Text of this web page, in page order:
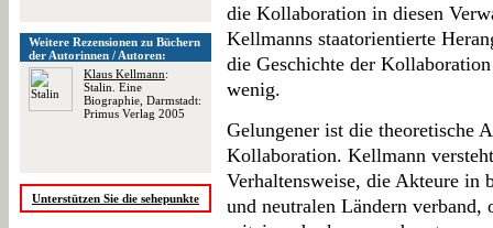
Weitere Rezensionen zu Büchern
der Autorinnen / Autoren:
Klaus Kellmann:
Stalin. Eine
Biographie, Darmstadt:
Primus Verlag 2005
Unterstützen Sie die sehepunkte
die Kollaboration in diesen
Kellmanns staatorientierte
die Geschichte der
wenig.
Gelungener ist die theoretische
Kollaboration. Kellmann
Verhaltensweise, die Akteure in
und neutralen Ländern